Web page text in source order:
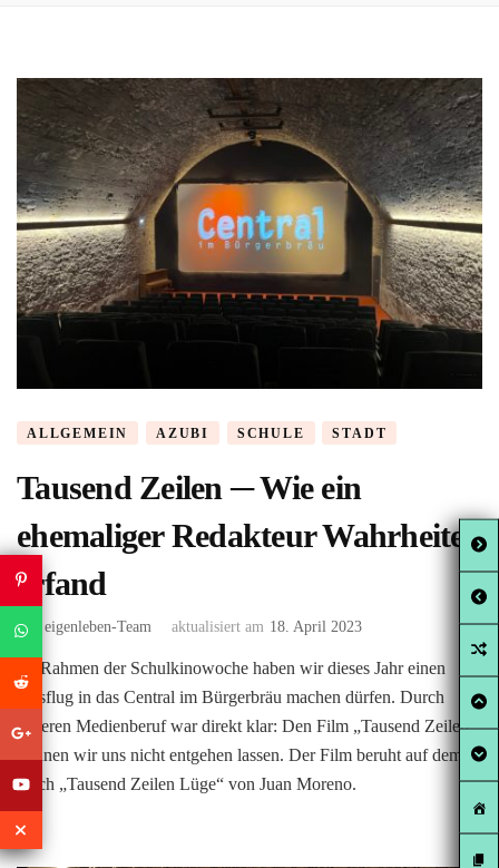
ALLGEMEIN AZUBI SCHULE STADT
Tausend Zeilen ─ Wie ein
ehemaliger Redakteur Wahrheiten
erfand
von eigenleben-Team aktualisiert am 18. April 2023
Im Rahmen der Schulkinowoche haben wir dieses Jahr einen
Ausflug in das Central im Bürgerbräu machen dürfen. Durch
unseren Medienberuf war direkt klar: Den Film „Tausend Zeilen“
können wir uns nicht entgehen lassen. Der Film beruht auf dem
Buch „Tausend Zeilen Lüge“ von Juan Moreno.